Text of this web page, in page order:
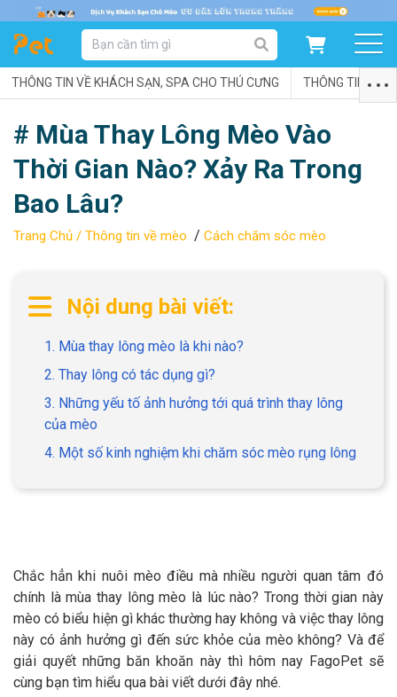
DANH MỤC SẢN PHẨM
SẢN PHẨM DÀNH CHO MÈO SẢN PHẨM DÀNH CHO CHÓ
SẨN PHẨM THEO THƯƠNG HIỆU
Khách sạn chó mèo Spa chó mèo
Dịch vụ cắt tỉa lông chó
mèo
Dịch vụ huấn luyện chó
Dịch vụ mua bán chó
Dịch vụ phối giống chó
THÔNG TIN VỀ KHÁCH SẠN, SPA CHO THÚ CƯNG THÔNG TIN VỀ
# Mùa Thay Lông Mèo Vào
Thời Gian Nào? Xảy Ra Trong
Bao Lâu?
Trang Chủ / Thông tin về mèo / Cách chăm sóc mèo
Nội dung bài viết:
1. Mùa thay lông mèo là khi nào?
2. Thay lông có tác dụng gì?
3. Những yếu tố ảnh hưởng tới quá trình thay lông
của mèo
4. Một số kinh nghiệm khi chăm sóc mèo rụng lông
Chắc hẳn khi nuôi mèo điều mà nhiều người quan tâm đó
chính là mùa thay lông mèo là lúc nào? Trong thời gian này
mèo có biểu hiện gì khác thường hay không và việc thay lông
này có ảnh hưởng gì đến sức khỏe của mèo không? Và để
giải quyết những băn khoăn này thì hôm nay FagoPet sẽ
cùng bạn tìm hiểu qua bài viết dưới đây nhé.